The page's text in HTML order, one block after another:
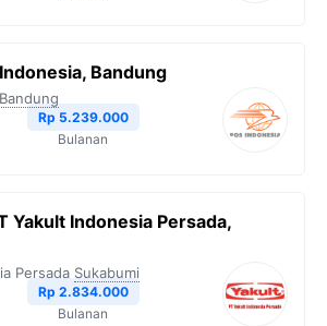
Bandung
Bandung
Rp 5.239.000
Bulanan
Yakult Indonesia Persada,
Persada Sukabumi
Rp 2.834.000
Bulanan